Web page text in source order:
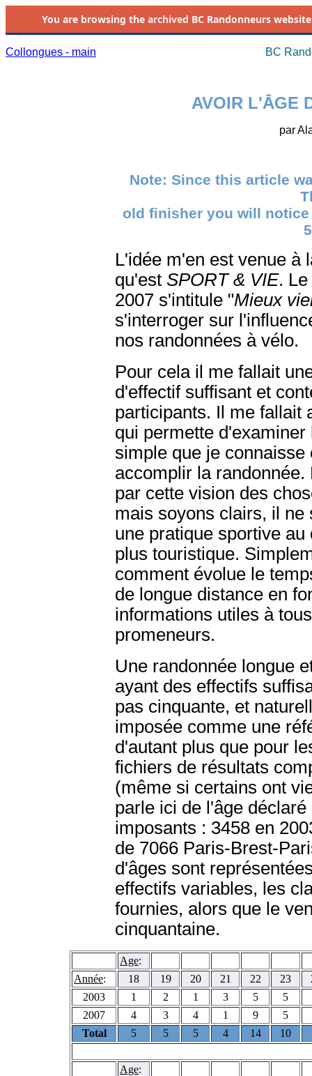
You are browsing the archived BC Randonneurs
Collongues - main BC
AVOIR L'ÂGE
par
Note: Since this article
old finisher you will
L'idée m'en est venue à
qu'est SPORT & VIE. Le
2007 s'intitule "Mieux
s'interroger sur
nos randonnées à vélo.
Pour cela il me fallait
d'effectif suffisant et
participants. Il me fallait
qui permette
simple que je
accomplir la
par cette vision des
mais soyons clairs, il ne
une pratique sportive
plus touristique.
comment évolue le
de longue distance en
informations utiles à
promeneurs.
Une randonnée longue
ayant des effectifs
pas cinquante, et
imposée comme une
d'autant plus que pour
fichiers de résultats
(même si certains ont
parle ici de l'âge
imposants : 3458 en
de 7066 Paris-Brest-
d'âges sont
effectifs variables, les
fournies, alors que le
cinquantaine.
Age:
Année: 18 19 20 21 22 23
2003
1 2 1 3 5
5
2007
4 3 4 1 9
5
Total
5 5 5 4 14 10
Age: